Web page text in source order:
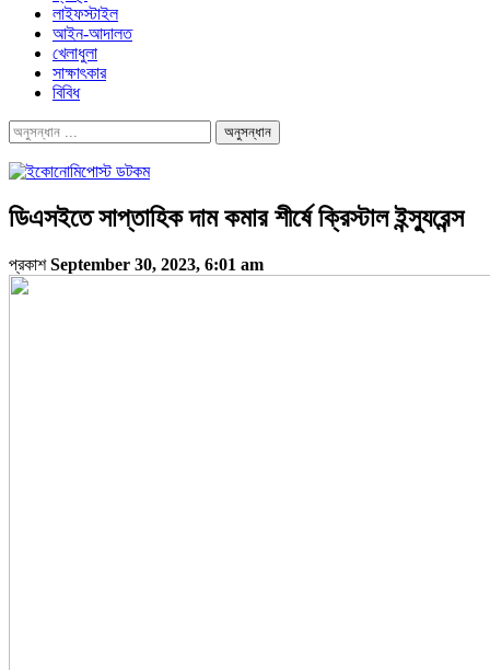
লাইফস্টাইল
আইন-আদালত
খেলাধুলা
সাক্ষাৎকার
বিবিধ
ডিএসইতে সাপ্তাহিক দাম কমার শীর্ষে ক্রিস্টাল ইন্স্যুরেন্স
প্রকাশSeptember 30, 2023, 6:01 am